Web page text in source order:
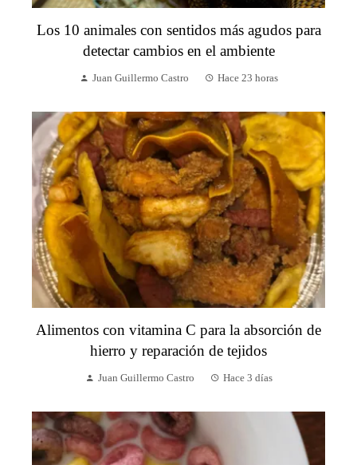
Los 10 animales con sentidos más agudos para
detectar cambios en el ambiente
Juan Guillermo Castro Hace 23 horas
Alimentos con vitamina C para la absorción de
hierro y reparación de tejidos
Juan Guillermo Castro Hace 3 días